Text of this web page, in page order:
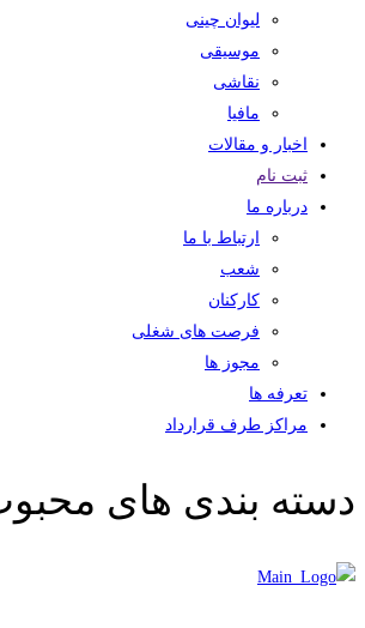
لیوان چینی
موسیقی
نقاشی
مافیا
اخبار و مقالات
ثبت نام
درباره ما
ارتباط با ما
شعب
کارکنان
فرصت های شغلی
مجوز ها
تعرفه ها
مراکز طرف قرارداد
دسته بندی های